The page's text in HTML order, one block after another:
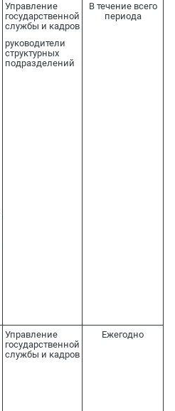
Управление
государственной
службы и кадров
руководители
структурных
подразделений
В течение всего
периода
Управление
государственной
службы и кадров
Ежегодно